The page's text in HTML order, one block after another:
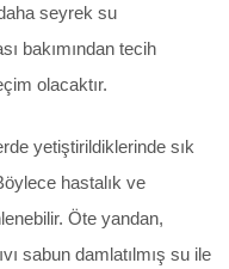
seyrek su
bakımından tecih
olacaktır.
yetiştirildiklerinde sık
hastalık ve
Öte yandan,
sabun damlatılmış su ile